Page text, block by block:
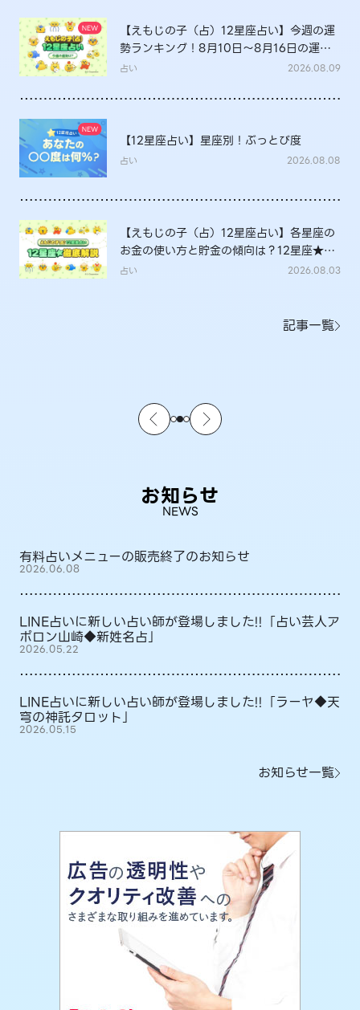
【えもじの子（占）12星座占い】今週の運
勢ランキング！8月10日～8月16日の運勢
は？
占い 2026.08.09
【12星座占い】星座別！ぶっとび度
占い 2026.08.08
【えもじの子（占）12星座占い】各星座の
お金の使い方と貯金の傾向は？12星座★徹
底解説
占い 2026.08.03
記事一覧
お知らせ
NEWS
有料占いメニューの販売終了のお知らせ
2026.06.08
LINE占いに新しい占い師が登場しました!!「占い芸人ア
ポロン山崎◆新姓名占」
2026.05.22
LINE占いに新しい占い師が登場しました!!「ラーヤ◆天
穹の神託タロット」
2026.05.15
お知らせ一覧